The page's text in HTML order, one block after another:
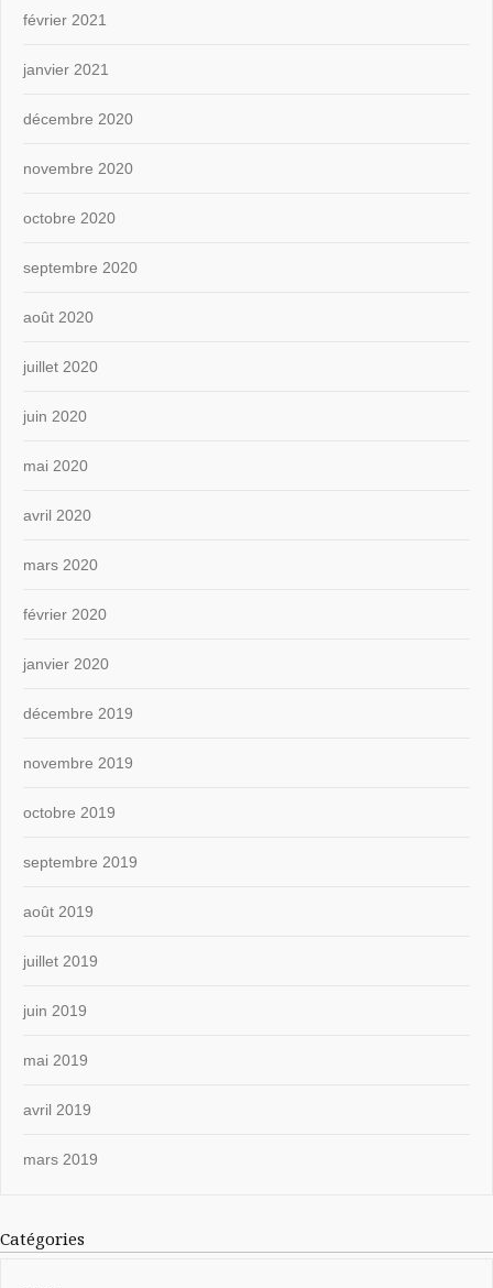
février 2021
janvier 2021
décembre 2020
novembre 2020
octobre 2020
septembre 2020
août 2020
juillet 2020
juin 2020
mai 2020
avril 2020
mars 2020
février 2020
janvier 2020
décembre 2019
novembre 2019
octobre 2019
septembre 2019
août 2019
juillet 2019
juin 2019
mai 2019
avril 2019
mars 2019
Catégories